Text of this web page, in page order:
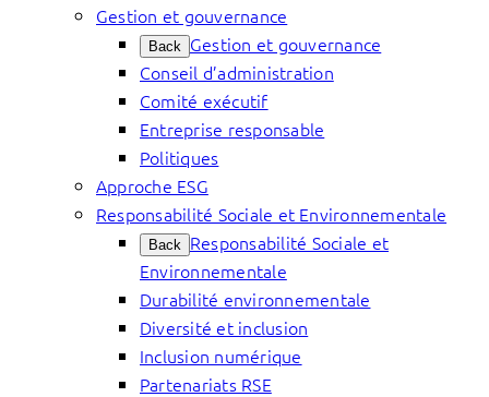
Gestion et gouvernance
Back Gestion et gouvernance
Conseil d’administration
Comité exécutif
Entreprise responsable
Politiques
Approche ESG
Responsabilité Sociale et Environnementale
Back Responsabilité Sociale et
Environnementale
Durabilité environnementale
Diversité et inclusion
Inclusion numérique
Partenariats RSE